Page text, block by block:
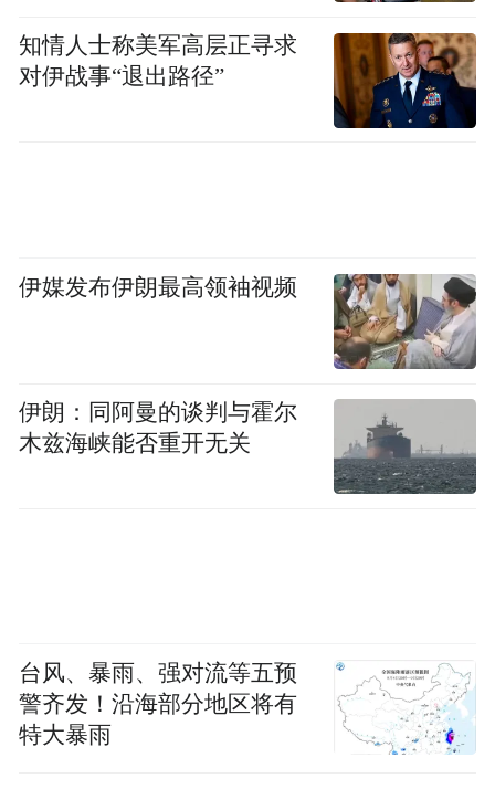
知情人士称美军高层正寻求
对伊战事“退出路径”
伊媒发布伊朗最高领袖视频
伊朗：同阿曼的谈判与霍尔
木兹海峡能否重开无关
台风、暴雨、强对流等五预
警齐发！沿海部分地区将有
特大暴雨